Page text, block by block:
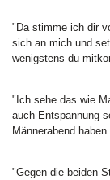
"Da stimme ich dir
sich an mich und
wenigstens du
"Ich sehe das wie
auch Entspannung
Männerabend
"Gegen die beiden